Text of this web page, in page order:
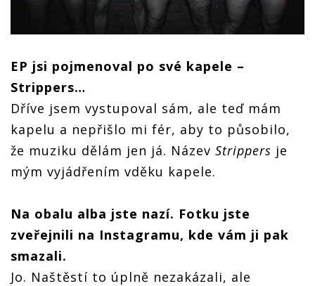
EP jsi pojmenoval po své kapele –
Strippers…
Dříve jsem vystupoval sám, ale teď mám
kapelu a nepřišlo mi fér, aby to působilo,
že muziku dělám jen já. Název Strippers je
mým vyjádřením vděku kapele.
Na obalu alba jste nazí. Fotku jste
zveřejnili na Instagramu, kde vám ji pak
smazali.
Jo. Naštěstí to úplně nezakázali, ale